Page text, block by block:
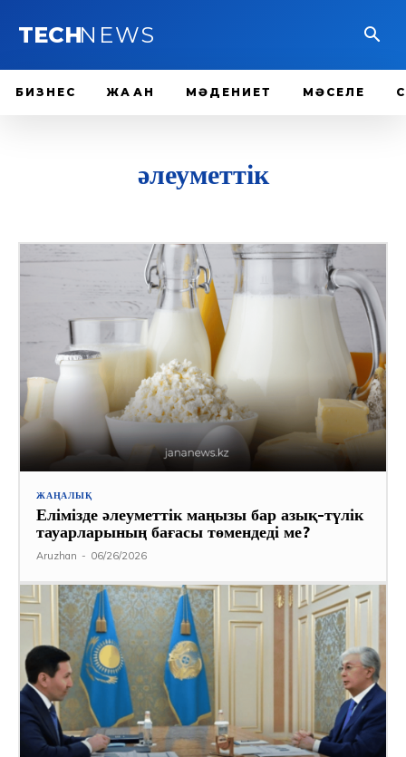
TECHNEWS
БИЗНЕС ЖАҺАН МӘДЕНИЕТ МӘСЕЛЕ
әлеуметтік
ЖАҢАЛЫҚ
Елімізде әлеуметтік маңызы бар азық-түлік
тауарларының бағасы төмендеді ме?
Aruzhan - 06/26/2026